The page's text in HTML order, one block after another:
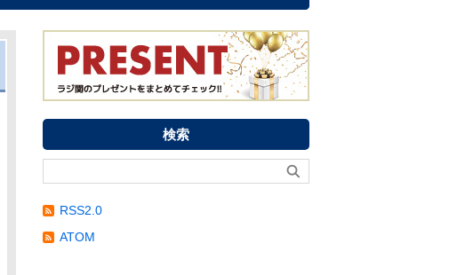
検索
RSS2.0
ATOM